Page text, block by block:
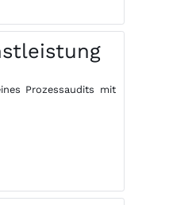
Prozessaudits mit